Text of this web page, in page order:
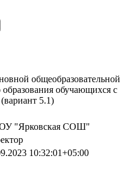
общеобразовательной
обучающихся с
5.1)
"Ярковская СОШ"
10:32:01+05:00